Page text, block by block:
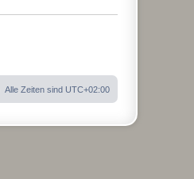
Alle Zeiten sind UTC+02:00